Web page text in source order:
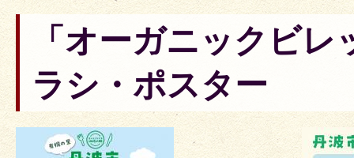
「オーガニックビレ
ラシ・ポスター